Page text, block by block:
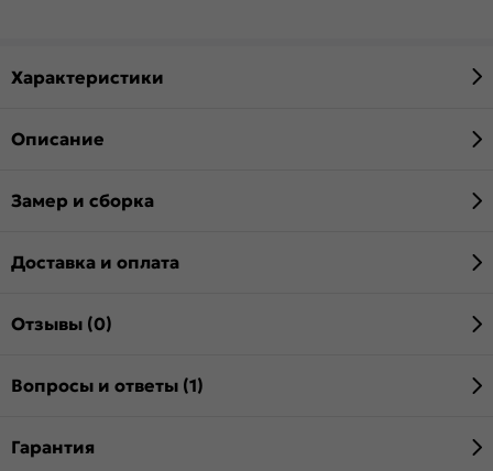
Характеристики
Описание
Замер и сборка
Доставка и оплата
Отзывы (0)
Вопросы и ответы (1)
Гарантия